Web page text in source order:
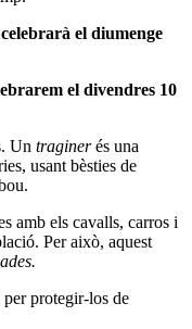
el diumenge
el divendres 10
Un traginerés una
usant bèsties de
amb els cavalls, carros i
Per això, aquest
per protegir-los de